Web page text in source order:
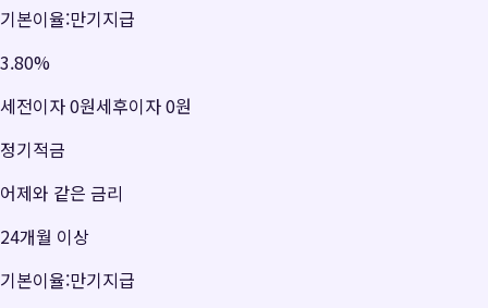
기본이율:만기지급
3.80%
세전이자0원세후이자0원
정기적금
어제와 같은 금리
24개월 이상
기본이율:만기지급